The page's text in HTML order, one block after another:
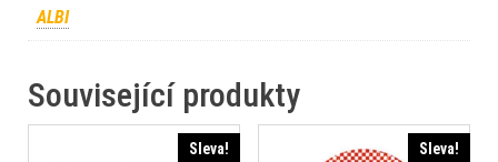
ALBI
Související produkty
Sleva! Sleva!